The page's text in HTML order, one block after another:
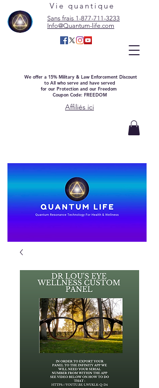
Vie quantique
Sans frais 1-877-711-3233
Info@Quantum-life.com
We offer a 15% Military & Law Enforcement Discount
to All who serve and have served
for our Protection and our Freedom
Coupon Code: FREEDOM
Affiliés ici